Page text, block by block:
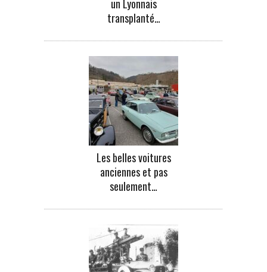
un Lyonnais
transplanté…
Les belles voitures
anciennes et pas
seulement…